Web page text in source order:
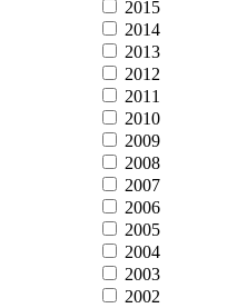
2015
2014
2013
2012
2011
2010
2009
2008
2007
2006
2005
2004
2003
2002